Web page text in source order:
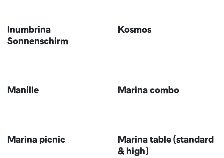
Inumbrina
Sonnenschirm
Kosmos
Manille Marina combo
Marina picnic
Marina table (standard
& high)